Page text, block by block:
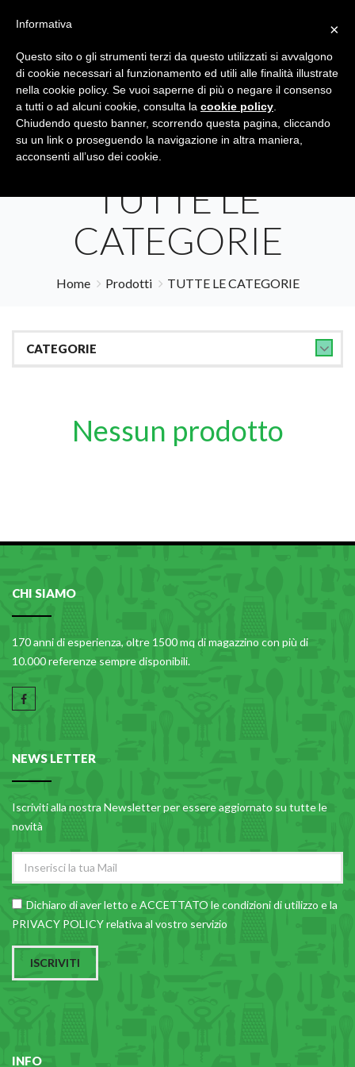
Tutte le categorie Cerca
TUTTE LE
CATEGORIE
Home Prodotti TUTTE LE CATEGORIE
CATEGORIE
ACCESSORI TAVOLA
BILANCE
BRANDANI
CAFFETTERIA E RICAMBI
CALICI E BICCHIERI
CAMPEGGIO E GIARDINO
CARRELLI
FIORI ARTIFICIALI
IL COCCIO
LEGNO
OGGETTISTICA
PASTICCERIA
PICCOLI ELETTRODOMESTICI
Nessun prodotto
CHI SIAMO
170 anni di esperienza, oltre 1500 mq di magazzino con più di
10.000 referenze sempre disponibili.
NEWS LETTER
Iscriviti alla nostra Newsletter per essere aggiornato su tutte le
novità
Dichiaro di aver letto e ACCETTATO lecondizioni di utilizzo e la
PRIVACY POLICY relativa al vostro servizio
ISCRIVITI
INFO
×
Informativa
Questo sito o gli strumenti terzi da questo utilizzati si avvalgono
di cookie necessari al funzionamento ed utili alle finalità illustrate
nella cookie policy. Se vuoi saperne di più o negare il consenso
a tutti o ad alcuni cookie, consulta la cookie policy
Chiudendo questo banner, scorrendo questa pagina, cliccando
su un link o proseguendo la navigazione in altra maniera,
acconsenti all’uso dei cookie.